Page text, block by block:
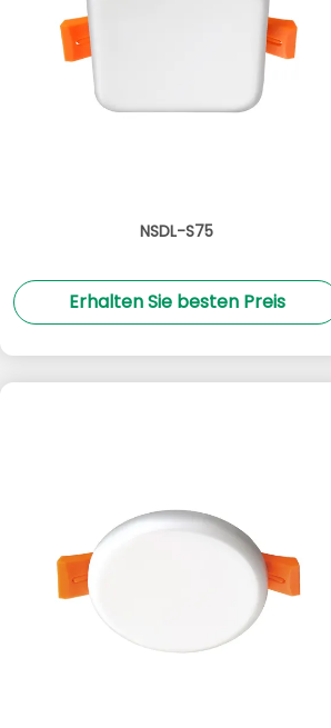
NSDL-S75
Erhalten Sie besten Preis